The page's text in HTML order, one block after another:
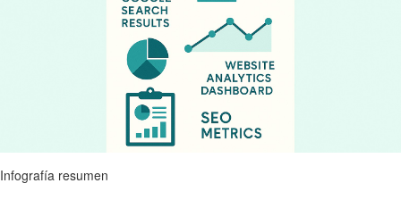
Infografía resumen